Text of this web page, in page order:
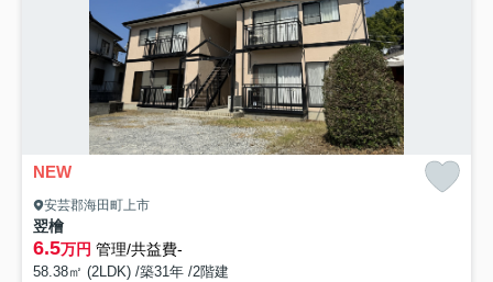
NEW
安芸郡海田町上市
翌檜
6.5万円 管理/共益費-
58.38㎡ (2LDK) /築31年 /2階建